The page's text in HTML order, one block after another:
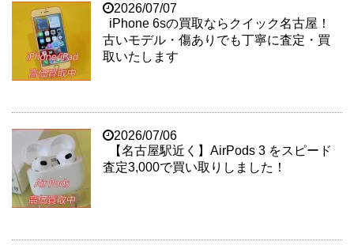
2026/07/07
iPhone 6sの買取ならクイック名古屋！
古いモデル・傷ありでも丁寧に査定・買
取いたします
2026/07/06
【名古屋駅近く】AirPods 3 をスピード
査定3,000で買い取りしました！